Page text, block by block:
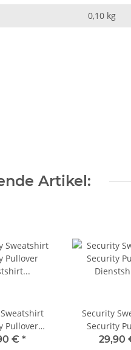
0,10 kg
Artikel:
Pullover
€ *
Security
Security
Dienstshirt
29,90